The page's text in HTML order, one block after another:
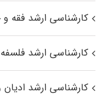
کارشناسی ارشد فقه
کارشناسی ارشد
کارشناسی ارشد